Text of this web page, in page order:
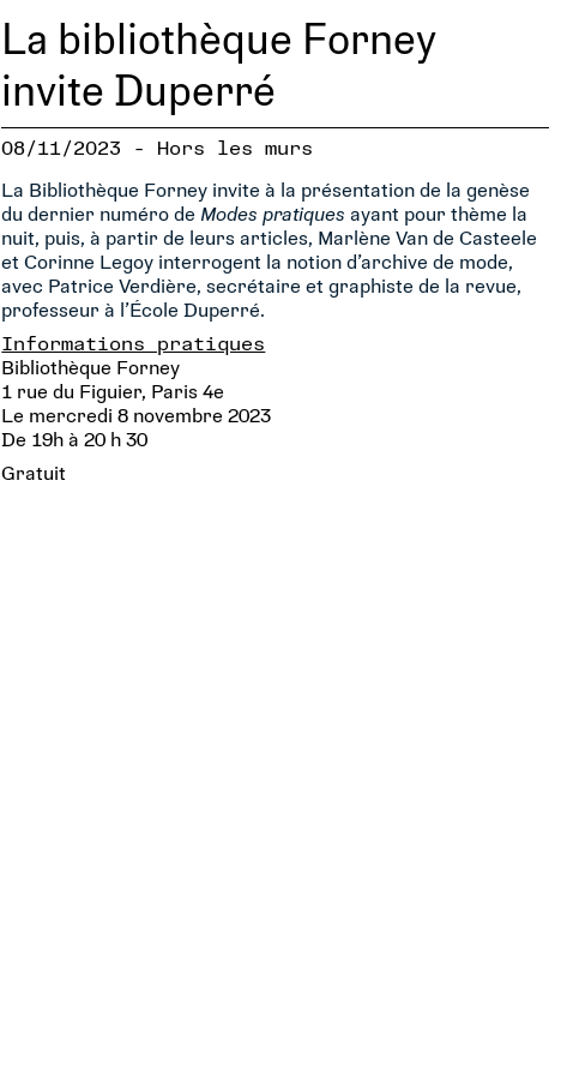
La bibliothèque Forney
invite Duperré
08/11/2023 - Hors les murs
La Bibliothèque Forney invite à la présentation de la genèse
du dernier numéro de Modes pratiques ayant pour thème la
nuit, puis, à partir de leurs articles, Marlène Van de Casteele
et Corinne Legoy interrogent la notion d’archive de mode,
avec Patrice Verdière, secrétaire et graphiste de la revue,
professeur à l’École Duperré.
Informations pratiques
Bibliothèque Forney
1 rue du Figuier, Paris 4e
Le mercredi 8 novembre 2023
De 19h à 20 h 30
Gratuit